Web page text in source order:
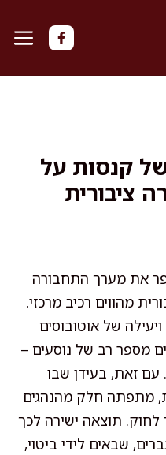
קנסות על
ציבורית
את מערך התחבורה
מהווים רכיב מרכזי.
של אוטובוסים
מספר רב של נוסעים –
זאת, בעידן שבו
מתפתה חלק מהנהגים
תוצאה ישירה לכך
שבאים לידי ביטוי,